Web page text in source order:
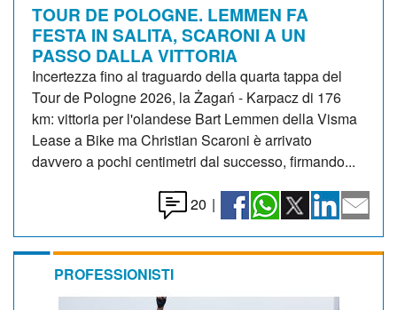
TOUR DE POLOGNE. LEMMEN FA
FESTA IN SALITA, SCARONI A UN
PASSO DALLA VITTORIA
Incertezza fino al traguardo della quarta tappa del
Tour de Pologne 2026, la Żagań - Karpacz di 176
km: vittoria per l'olandese Bart Lemmen della Visma
Lease a Bike ma Christian Scaroni è arrivato
davvero a pochi centimetri dal successo, firmando...
20 |
PROFESSIONISTI